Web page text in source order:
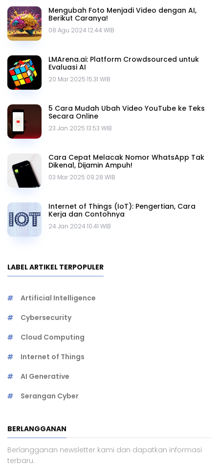
Mengubah Foto Menjadi Video dengan AI,
Berikut Caranya!
08 Agu 2024 12.44 WIB
LMArena.ai: Platform Crowdsourced untuk
Evaluasi AI
20 Mar 2025 15.31 WIB
5 Cara Mudah Ubah Video YouTube ke Teks
Secara Online
23 Jan 2025 13.53 WIB
Cara Cepat Melacak Nomor WhatsApp Tak
Dikenal, Dijamin Ampuh!
03 Mar 2025 09.28 WIB
Internet of Things (IoT): Pengertian, Cara
Kerja dan Contohnya
24 Jan 2024 10.41 WIB
LABEL ARTIKEL TERPOPULER
Artificial Intelligence
Cybersecurity
Cloud Computing
Internet of Things
AI Generative
Serangan Cyber
BERLANGGANAN
Berlangganan newsletter kami dan dapatkan informasi
terbaru.